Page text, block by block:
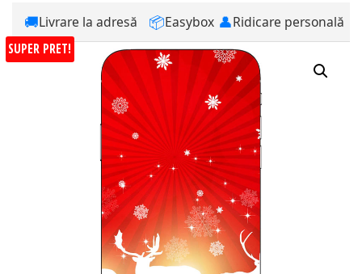
🚚Livrare la adresă 📦Easybox 👤Ridicare personală
SUPER PRET!